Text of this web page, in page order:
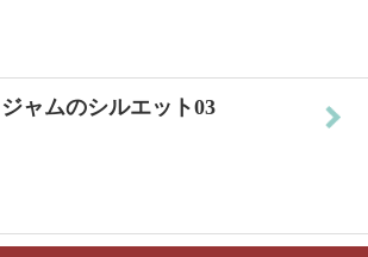
ジャムのシルエット03